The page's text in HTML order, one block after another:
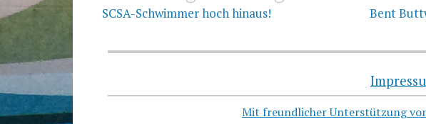
SCSA-Schwimmer hoch hinaus!
Bent
Mit freundlicher Unterstützung